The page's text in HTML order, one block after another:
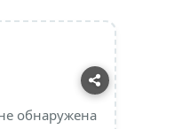
обнаружена